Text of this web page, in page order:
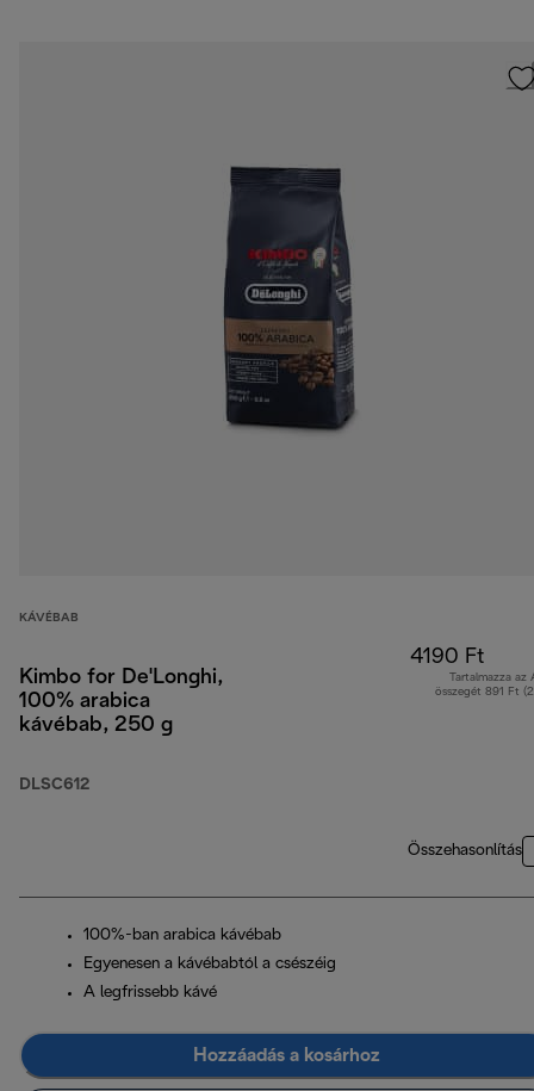
KÁVÉBAB
Kimbo for De'Longhi,
100% arabica
kávébab, 250 g
DLSC612
4190 Ft
Tartalmazza az
összegét 891 Ft
Összehasonlítás
100%-ban arabica kávébab
Egyenesen a kávébabtól a csészéig
A legfrissebb kávé
Hozzáadás a kosárhoz